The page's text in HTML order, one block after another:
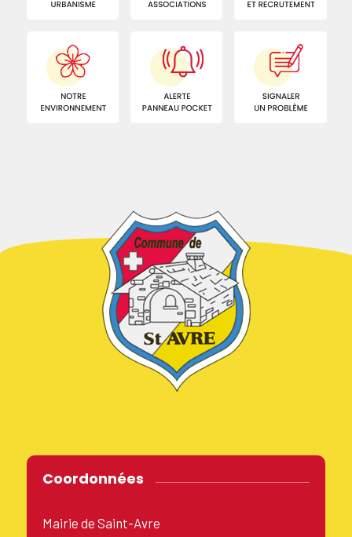
Coordonnées
Mairie de Saint-Avre